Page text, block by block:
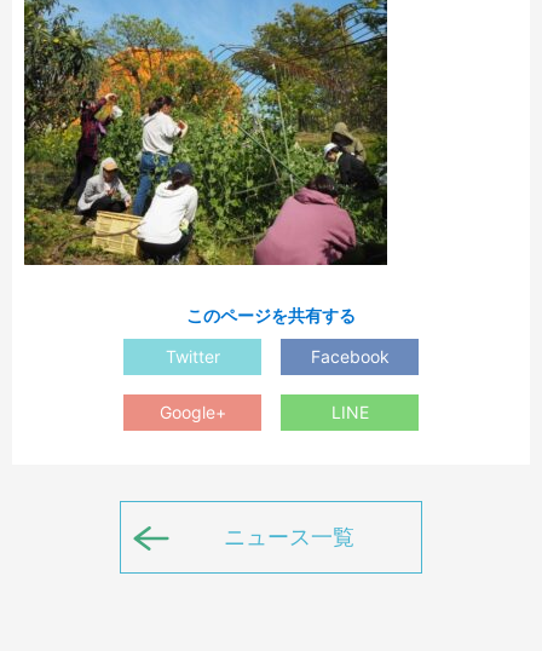
このページを共有する
Twitter
Facebook
Google+ LINE
ニュース一覧